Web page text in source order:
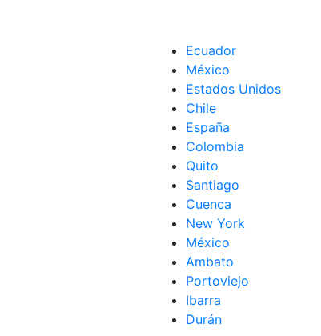
Ecuador
México
Estados Unidos
Chile
España
Colombia
Quito
Santiago
Cuenca
New York
México
Ambato
Portoviejo
Ibarra
Durán